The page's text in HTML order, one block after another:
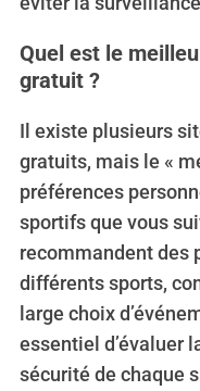
Quel est le
gratuit ?
Il existe plusieurs
gratuits, mais le «
préférences
sportifs que vous
recommandent des
différents sports,
large choix
essentiel d’évaluer
sécurité de chaque